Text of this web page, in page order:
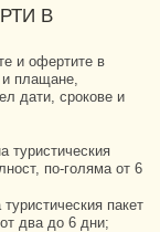
В
и офертите в
и плащане,
дати, срокове и
туристическия
по-голяма от 6
пакет
два до 6 дни;